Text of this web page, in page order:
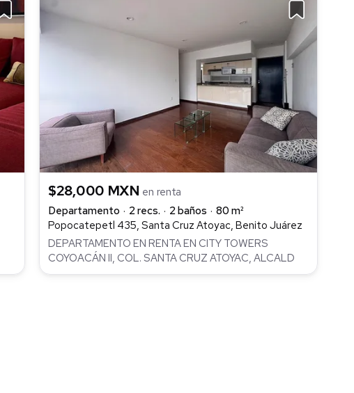
$28,000 MXN en renta
Departamento
2 recs. 2 baños
80 m²
Popocatepetl 435, Santa Cruz Atoyac, Benito Juárez
DEPARTAMENTO EN RENTA EN CITY TOWERS
COYOACÁN II, COL. SANTA CRUZ ATOYAC, ALCALD